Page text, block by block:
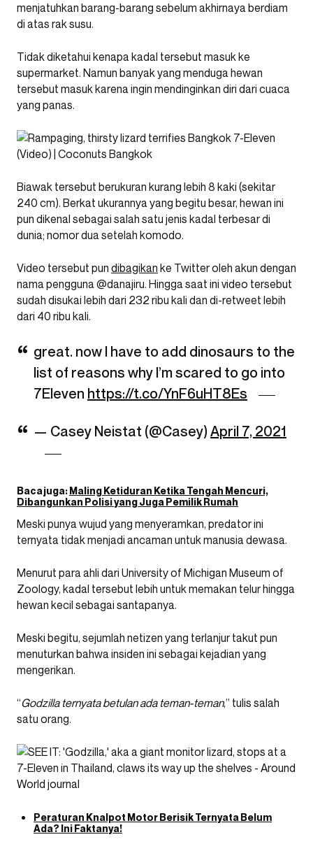
menjatuhkan barang-barang sebelum akhirnaya berdiam
di atas rak susu.
Tidak diketahui kenapa kadal tersebut masuk ke
supermarket. Namun banyak yang menduga hewan
tersebut masuk karena ingin mendinginkan diri dari cuaca
yang panas.
Biawak tersebut berukuran kurang lebih 8 kaki (sekitar
240 cm). Berkat ukurannya yang begitu besar, hewan ini
pun dikenal sebagai salah satu jenis kadal terbesar di
dunia; nomor dua setelah komodo.
Video tersebut pun dibagikan ke Twitter oleh akun dengan
nama pengguna @danajiru. Hingga saat ini video tersebut
sudah disukai lebih dari 232 ribu kali dan di-retweet lebih
dari 40 ribu kali.
great. now I have to add dinosaurs to the
list of reasons why I’m scared to go into
7Eleven https://t.co/YnF6uHT8Es
— Casey Neistat (@Casey) April 7, 2021
Baca juga:Maling Ketiduran Ketika Tengah Mencuri,
Dibangunkan Polisi yang Juga Pemilik Rumah
Meski punya wujud yang menyeramkan, predator ini
ternyata tidak menjadi ancaman untuk manusia dewasa.
Menurut para ahli dari University of Michigan Museum of
Zoology, kadal tersebut lebih untuk memakan telur hingga
hewan kecil sebagai santapanya.
Meski begitu, sejumlah netizen yang terlanjur takut pun
menuturkan bahwa insiden ini sebagai kejadian yang
mengerikan.
“Godzilla ternyata betulan ada teman-teman,” tulis salah
satu orang.
Peraturan Knalpot Motor Berisik Ternyata Belum
Ada? Ini Faktanya!